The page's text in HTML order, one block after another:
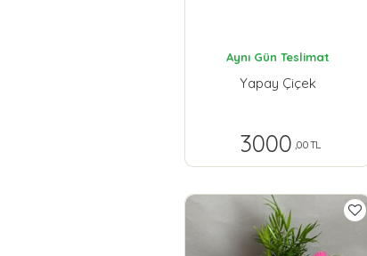
Aynı Gün Teslimat
Yapay Çiçek
3000 ,00 TL